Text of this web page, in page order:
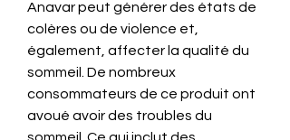
Anavar peut générer des états de
colères ou de violence et,
également, affecter la qualité du
sommeil. De nombreux
consommateurs de ce produit ont
avoué avoir des troubles du